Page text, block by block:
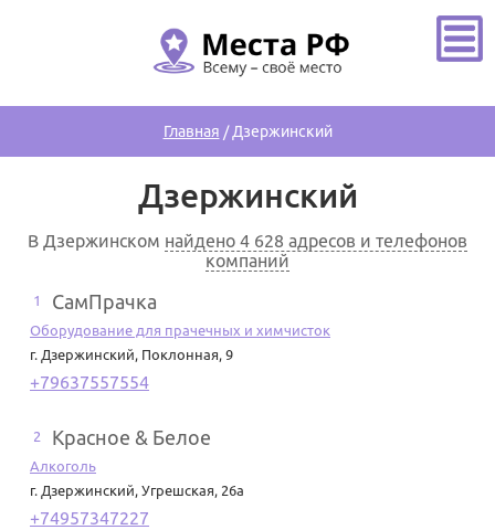
Главная /Дзержинский
Дзержинский
В Дзержинском найдено 4 628 адресов и телефонов
компаний
1 СамПрачка
Оборудование для прачечных и химчисток
г. Дзержинский, Поклонная, 9
+79637557554
2 Красное & Белое
Алкоголь
г. Дзержинский, Угрешская, 26а
+74957347227